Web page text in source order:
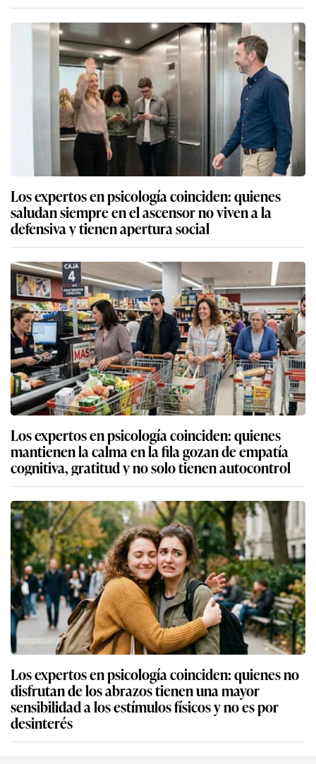
Los expertos en psicología coinciden: quienes
saludan siempre en el ascensor no viven a la
defensiva y tienen apertura social
Los expertos en psicología coinciden: quienes
mantienen la calma en la fila gozan de empatía
cognitiva, gratitud y no solo tienen autocontrol
Los expertos en psicología coinciden: quienes no
disfrutan de los abrazos tienen una mayor
sensibilidad a los estímulos físicos y no es por
desinterés